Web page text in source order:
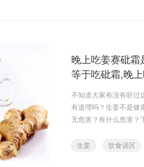
晚上吃姜赛砒霜
等于吃砒霜,晚
不知道大家有没有听过
有道理吗？生姜不是健
无危害？有什么危害？
生姜 饮食误区